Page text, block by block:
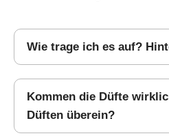
Wie trage ich es auf?
Kommen die Düfte
Düften überein?